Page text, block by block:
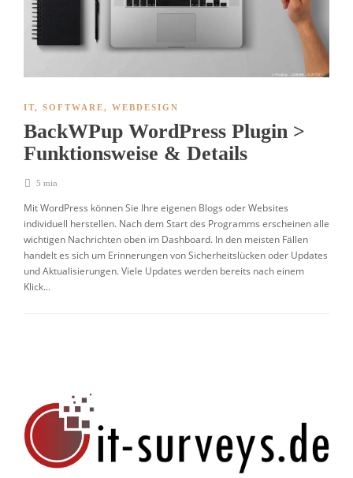
IT, SOFTWARE, WEBDESIGN
BackWPup WordPress Plugin >
Funktionsweise & Details
5 min
Mit WordPress können Sie Ihre eigenen Blogs oder Websites
individuell herstellen. Nach dem Start des Programms erscheinen alle
wichtigen Nachrichten oben im Dashboard. In den meisten Fällen
handelt es sich um Erinnerungen von Sicherheitslücken oder Updates
und Aktualisierungen. Viele Updates werden bereits nach einem
Klick...